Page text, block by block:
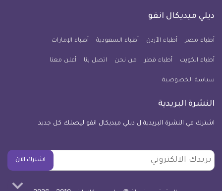
فيسبوكتويتر
يوتيوب
معلومة
للآيفون
ديلي ميديكال انفو
أطباء مصر أطباء الأردن أطباء السعودية أطباء الإمارات
أطباء الكويت أطباء قطر من نحن اتصل بنا أعلن معنا
سياسة الخصوصية
النشرة البريدية
اشترك في النشرة البريدية ل ديلي ميديكال انفو ليصلك كل جديد
بريدك
الالكتروني
اشترك الآن